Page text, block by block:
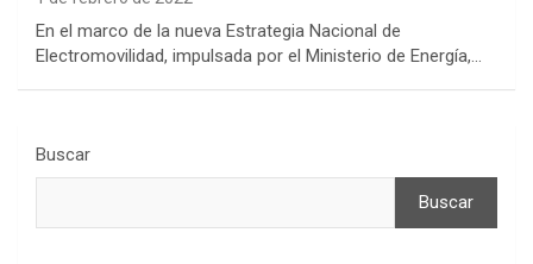
En el marco de la nueva Estrategia Nacional de
Electromovilidad, impulsada por el Ministerio de Energía,…
Buscar
Buscar